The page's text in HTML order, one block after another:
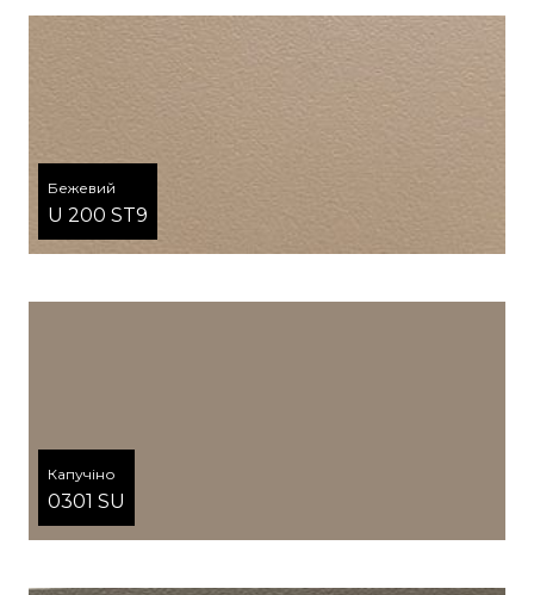
Бежевий
U 200 ST9
Капучіно
0301 SU